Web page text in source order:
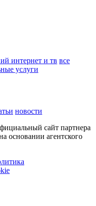
интернет и тв все
услуги
новости
сайт партнера
основании агентского